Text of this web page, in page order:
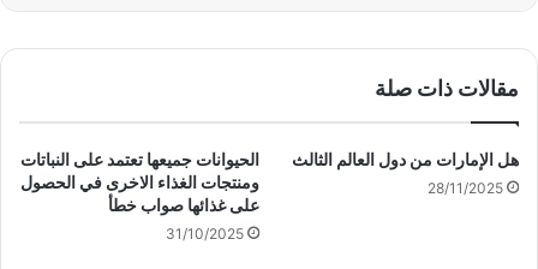
مقالات ذات صلة
هل الإمارات من دول العالم الثالث
28/11/2025
الحيوانات جميعها تعتمد على النباتات
ومنتجات الغذاء الاخرى في الحصول
على غذائها صواب خطأ
31/10/2025